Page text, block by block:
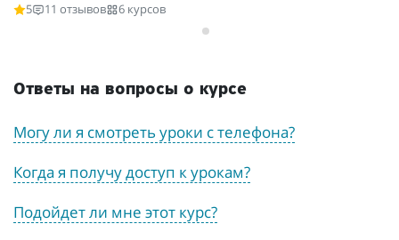
5
11 отзывов 6 курсов
Ответы на вопросы о курсе
Могу ли я смотреть уроки с телефона?
Когда я получу доступ к урокам?
Подойдет ли мне этот курс?